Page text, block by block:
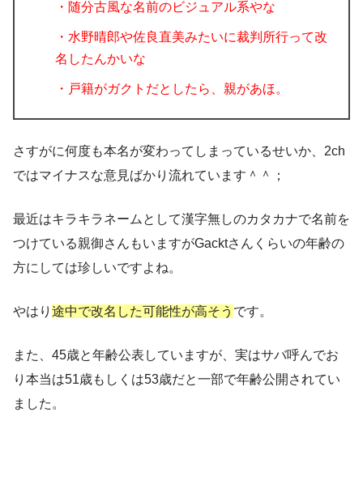
・随分古風な名前のビジュアル系やな
・水野晴郎や佐良直美みたいに裁判所行って改
名したんかいな
・戸籍がガクトだとしたら、親があほ。
さすがに何度も本名が変わってしまっているせいか、2ch
ではマイナスな意見ばかり 流れています＾＾；
最近はキラキラネームとして漢字無しのカタカナで名前を
つけている親御さんもいますがGacktさんくらいの年齢の
方にしては珍しいですよね。
やはり 途中で改名した可能性が高そう です。
また、45歳と年齢公表していますが、実はサバ呼んでお
り本当は51歳もしくは53歳だと一部で年齢公開されてい
ました。